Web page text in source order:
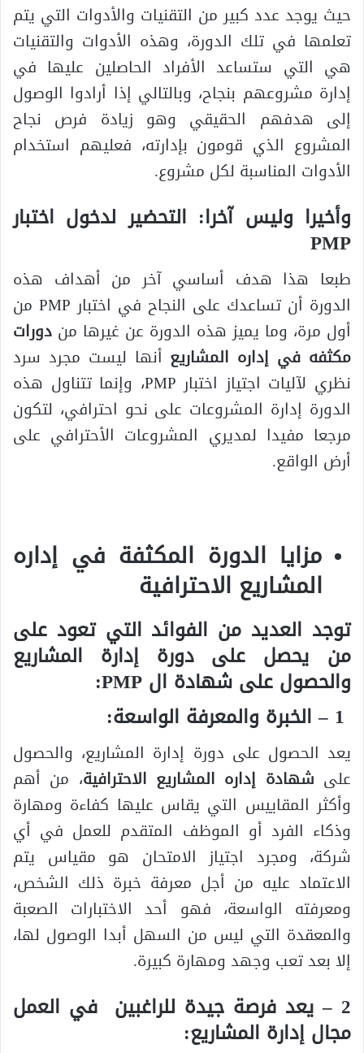
حيث يوجد عدد كبير من التقنيات والأدوات التي يتم
تعلمها في تلك الدورة، وهذه الأدوات والتقنيات
هي التي ستساعد الأفراد الحاصلين عليها في
إدارة مشروعهم بنجاح، وبالتالي إذا أرادوا الوصول
إلى هدفهم الحقيقي وهو زيادة فرص نجاح
المشروع الذي قومون بإدارته، فعليهم استخدام
الأدوات المناسبة لكل مشروع.
وأخيرا وليس آخرا: التحضير لدخول اختبار
PMP
طبعا هذا هدف أساسي آخر من أهداف هذه
الدورة أن تساعدك على النجاح في اختبار PMP من
أول مرة، وما يميز هذه الدورة عن غيرها من دورات
مكثفه في إداره المشاريع أنها ليست مجرد سرد
نظري لآليات اجتياز اختبار PMP، وإنما تتناول هذه
الدورة إدارة المشروعات على نحو احترافي، لتكون
مرجعا مفيدا لمديري المشروعات الأحترافي على
أرض الواقع.
مزايا الدورة المكثفة في إداره
المشاريع الاحترافية
توجد العديد من الفوائد التي تعود على
من يحصل على دورة إدارة المشاريع
والحصول على شهادة ال PMP:
يعد الحصول على دورة إدارة المشاريع، والحصول
على شهادة إداره المشاريع الاحترافية، من أهم
وأكثر المقاييس التي يقاس عليها كفاءة ومهارة
وذكاء الفرد أو الموظف المتقدم للعمل في أي
شركة، ومجرد اجتياز الامتحان هو مقياس يتم
الاعتماد عليه من أجل معرفة خبرة ذلك الشخص،
ومعرفته الواسعة، فهو أحد الاختبارات الصعبة
والمعقدة التي ليس من السهل أبدا الوصول لها،
إلا بعد تعب وجهد ومهارة كبيرة.
2 – يعد فرصة جيدة للراغبين في العمل
مجال إدارة المشاريع: